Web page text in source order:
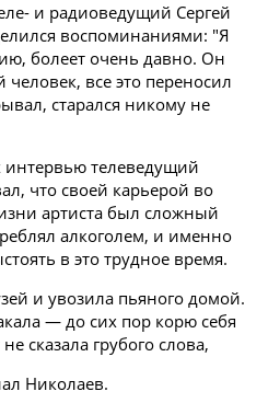
и радиоведущий Сергей
воспоминаниями: "Я
болеет очень давно. Он
все это переносил
старался никому не
телеведущий
что своей карьерой во
артиста был сложный
алкоголем, и именно
в это трудное время.
и увозила пьяного домой.
— до сих пор корю себя
сказала грубого слова,
Николаев.